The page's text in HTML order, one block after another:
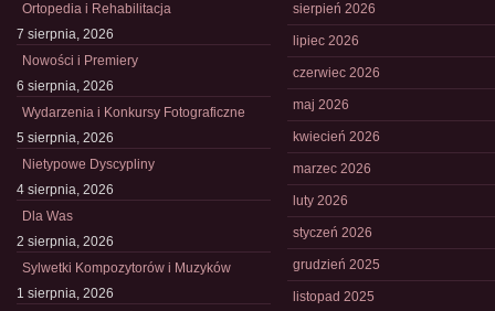
Ortopedia i Rehabilitacja
7 sierpnia, 2026
Nowości i Premiery
6 sierpnia, 2026
Wydarzenia i Konkursy Fotograficzne
5 sierpnia, 2026
Nietypowe Dyscypliny
4 sierpnia, 2026
Dla Was
2 sierpnia, 2026
Sylwetki Kompozytorów i Muzyków
1 sierpnia, 2026
sierpień 2026
lipiec 2026
czerwiec 2026
maj 2026
kwiecień 2026
marzec 2026
luty 2026
styczeń 2026
grudzień 2025
listopad 2025